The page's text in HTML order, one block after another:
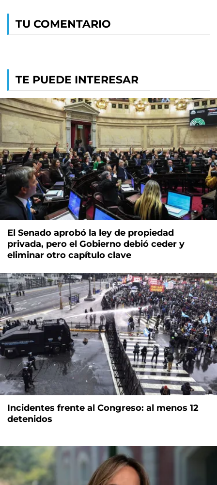
TU COMENTARIO
TE PUEDE INTERESAR
El Senado aprobó la ley de propiedad
privada, pero el Gobierno debió ceder y
eliminar otro capítulo clave
Incidentes frente al Congreso: al menos 12
detenidos